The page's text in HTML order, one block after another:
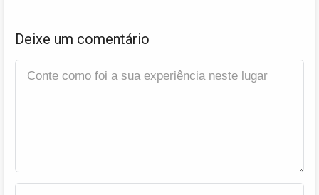
Deixe um comentário